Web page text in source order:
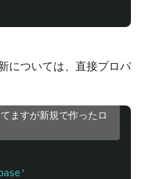
については、直接プロパ
ますが新規で作ったロ
'